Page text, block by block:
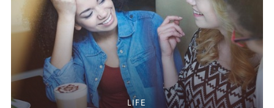
LIFE